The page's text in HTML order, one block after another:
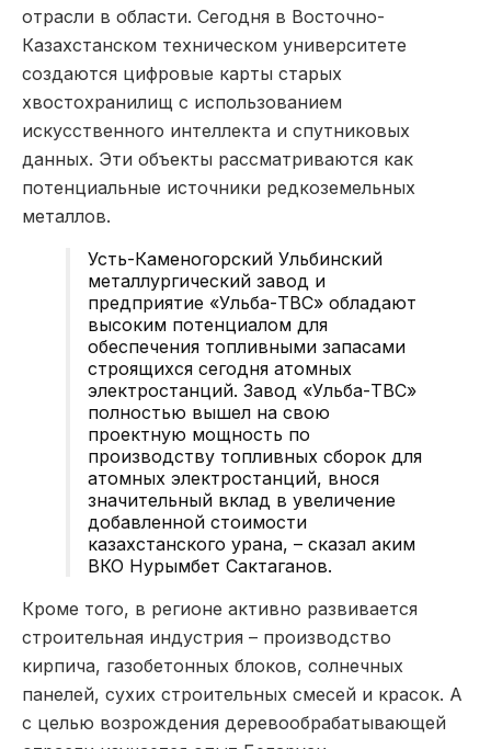
отрасли в области. Сегодня в Восточно-
Казахстанском техническом университете
создаются цифровые карты старых
хвостохранилищ с использованием
искусственного интеллекта и спутниковых
данных. Эти объекты рассматриваются как
потенциальные источники редкоземельных
металлов.
Усть-Каменогорский Ульбинский
металлургический завод и
предприятие «Ульба-ТВС» обладают
высоким потенциалом для
обеспечения топливными запасами
строящихся сегодня атомных
электростанций. Завод «Ульба-ТВС»
полностью вышел на свою
проектную мощность по
производству топливных сборок для
атомных электростанций, внося
значительный вклад в увеличение
добавленной стоимости
казахстанского урана, – сказал аким
ВКО Нурымбет Сактаганов.
Кроме того, в регионе активно развивается
строительная индустрия – производство
кирпича, газобетонных блоков, солнечных
панелей, сухих строительных смесей и красок. А
с целью возрождения деревообрабатывающей